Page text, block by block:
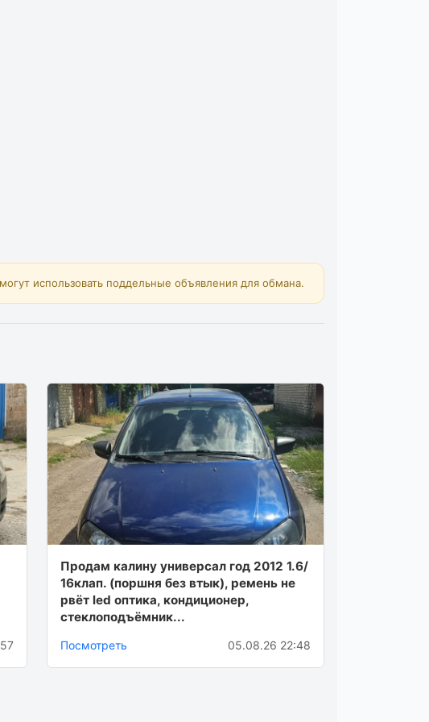
использовать поддельные объявления для обмана.
Продам калину универсал год 2012 1.6/
16клап. (поршня без втык), ремень не
рвёт led оптика, кондиционер,
стеклоподъёмник...
Посмотреть 05.08.26 22:48